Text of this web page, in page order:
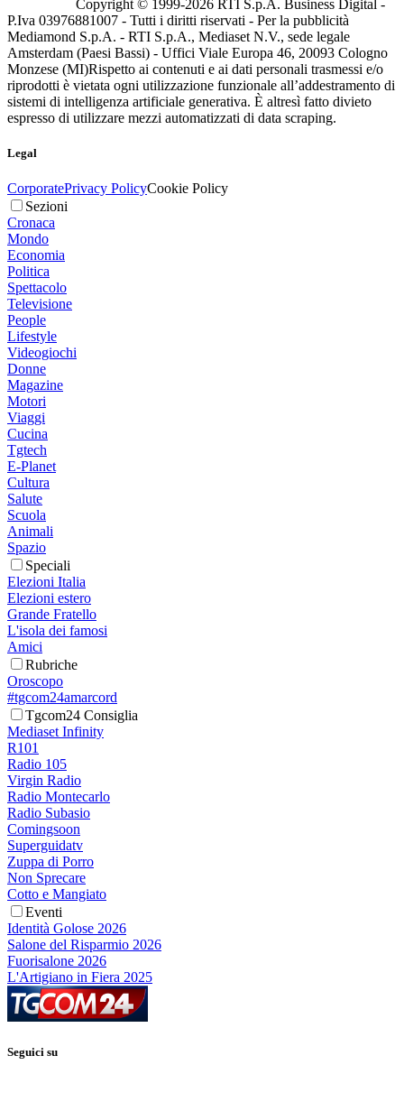
Copyright © 1999-2026 RTI S.p.A. Business Digital -
P.Iva 03976881007 - Tutti i diritti riservati - Per la pubblicità
Mediamond S.p.A. - RTI S.p.A., Mediaset N.V., sede legale
Amsterdam (Paesi Bassi) - Uffici Viale Europa 46, 20093 Cologno
Monzese (MI)Rispetto ai contenuti e ai dati personali trasmessi e/o
riprodotti è vietata ogni utilizzazione funzionale all’addestramento di
sistemi di intelligenza artificiale generativa. È altresì fatto divieto
espresso di utilizzare mezzi automatizzati di data scraping.
Legal
CorporatePrivacy PolicyCookie Policy
Sezioni
Cronaca
Mondo
Economia
Politica
Spettacolo
Televisione
People
Lifestyle
Videogiochi
Donne
Magazine
Motori
Viaggi
Cucina
Tgtech
E-Planet
Cultura
Salute
Scuola
Animali
Spazio
Speciali
Elezioni Italia
Elezioni estero
Grande Fratello
L'isola dei famosi
Amici
Rubriche
Oroscopo
#tgcom24amarcord
Tgcom24 Consiglia
Mediaset Infinity
R101
Radio 105
Virgin Radio
Radio Montecarlo
Radio Subasio
Comingsoon
Superguidatv
Zuppa di Porro
Non Sprecare
Cotto e Mangiato
Eventi
Identità Golose 2026
Salone del Risparmio 2026
Fuorisalone 2026
L'Artigiano in Fiera 2025
Seguici su